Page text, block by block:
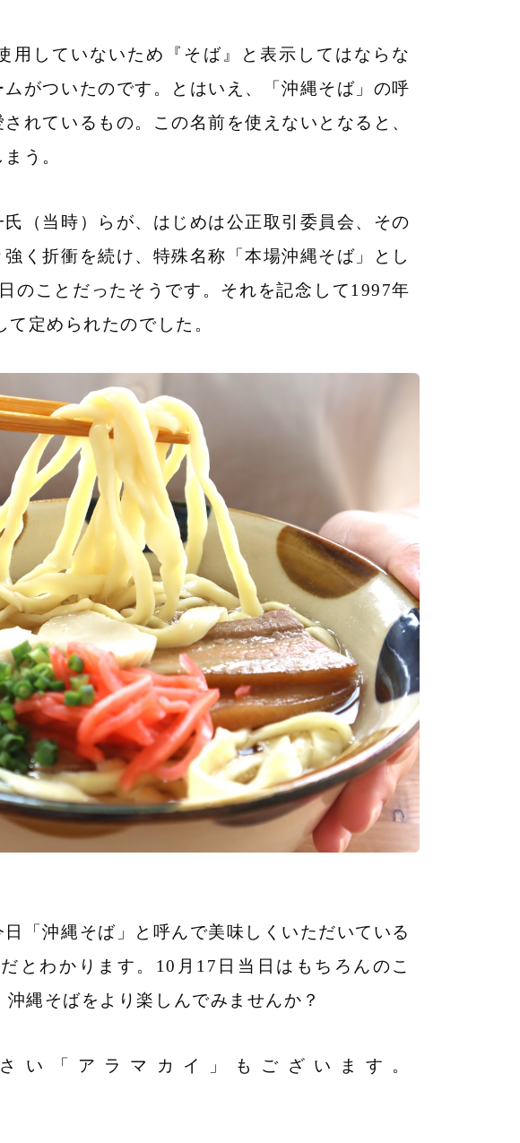
用していないため『そば』と表示してはならな
がついたのです。とはいえ、「沖縄そば」の呼
れているもの。この名前を使えないとなると、
う。
（当時）らが、はじめは公正取引委員会、その
く折衝を続け、特殊名称「本場沖縄そば」とし
のことだったそうです。それを記念して1997年
定められたのでした。
「沖縄そば」と呼んで美味しくいただいている
とわかります。10月17日当日はもちろんのこ
縄そばをより楽しんでみませんか？
い「アラマカイ」もございます。